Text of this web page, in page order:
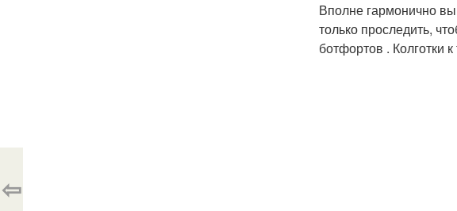
Вполне гармонично
только проследить,
ботфортов . Колготки
⇦